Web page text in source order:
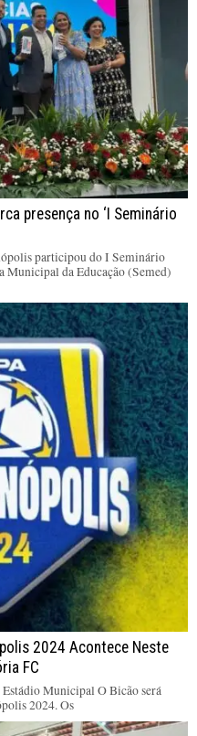
presença no ‘I Seminário
participou do I Seminário
Municipal da Educação (Semed)
2024 Acontece Neste
FC
Estádio Municipal O Bicão será
2024. Os